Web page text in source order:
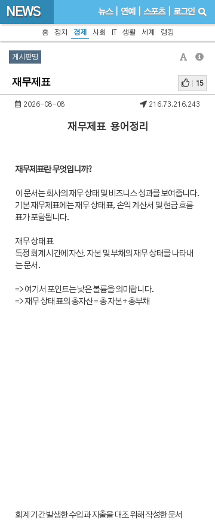
NEWS 뉴스 연예 스포츠 로그인
홈 정치 경제 사회 IT 생활 세계 랭킹
게시판명
재무제표 15
2026-08-08 216.73.216.243
재무제표 용어정리
재무제표란 무엇입니까?
이 문서는 회사의 재무 상태 및 비즈니스 성과를 보여줍니다.
기본 재무제표에는 재무 상태 표, 손익 계산서 및 현금 흐름
표가 포함됩니다.
재무 상태 표
특정 회계 시간에 자산, 자본 및 부채의 재무 상태를 나타내
는 문서.
=> 여기서 포인트는 낮은 볼륨을 의미합니다.
=> 재무 상태 표의 총자산 = 총 자본 + 총부채
회계 기간 발생한 수입과 지출을 대조 위해 작성한 문서